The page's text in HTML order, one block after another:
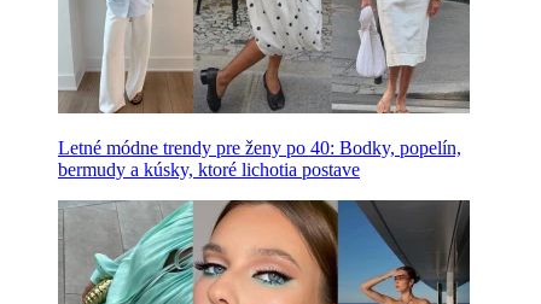
Letné módne trendy pre ženy po 40: Bodky, popelín,
bermudy a kúsky, ktoré lichotia postave